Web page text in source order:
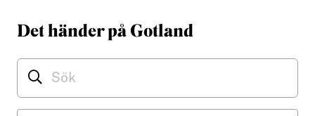
Det händer på Gotland